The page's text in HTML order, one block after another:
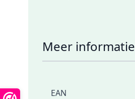
Meer informatie
EAN